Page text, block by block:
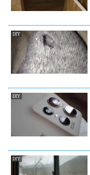
DIY
DIY
DIY